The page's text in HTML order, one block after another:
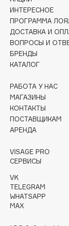
Collagenina
Consly
Corimo
CosRX
Cottolina
Cunzite
d'Alba
DABO
DARLING*
Darphin
ИНТЕРЕСНОЕ
ПРОГРАММА
ДОСТАВКА И
ВОПРОСЫ И
БРЕНДЫ
КАТАЛОГ
РАБОТА У НАС
МАГАЗИНЫ
КОНТАКТЫ
ПОСТАВЩИКАМ
АРЕНДА
VISAGE PRO
СЕРВИСЫ
VK
TELEGRAM
WHATSAPP
MAX